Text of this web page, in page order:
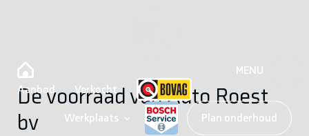
Aanbod Verkocht
Werkplaats Plan onderhoud
MENU
De voorraad van Auto Roest
bv